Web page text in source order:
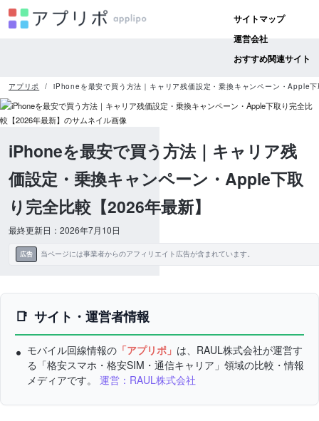
サイトマップ
運営会社
おすすめ関連サイト
アプリポ iPhoneを最安で買う方法｜キャリア残価設定・乗換キャンペーン・Apple
iPhoneを最安で買う方法｜キャリア残
価設定・乗換キャンペーン・Apple下取
り完全比較【2026年最新】
最終更新日：2026年7月10日
広告 当ページには事業者からのアフィリエイト広告が含まれています。
サイト・運営者情報
モバイル回線情報の 「アプリポ」 は、RAUL株式会社が運営す
る「格安スマホ・格安SIM・通信キャリア」領域の比較・情報
メディアです。 運営：RAUL株式会社